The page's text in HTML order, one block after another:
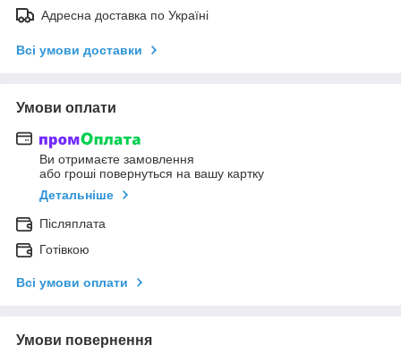
Адресна доставка по Україні
Всі умови доставки
Умови оплати
Ви отримаєте замовлення
або гроші повернуться на вашу картку
Детальніше
Післяплата
Готівкою
Всі умови оплати
Умови повернення